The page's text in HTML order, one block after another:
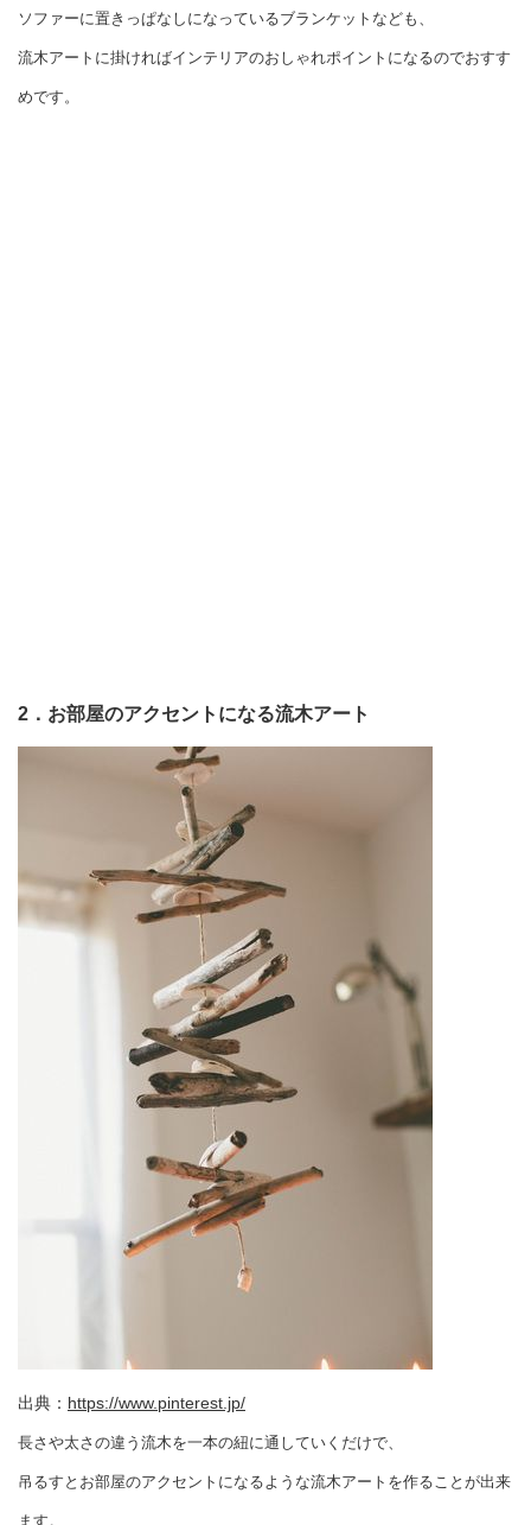
ソファーに置きっぱなしになっているブランケットなども、
流木アートに掛ければインテリアのおしゃれポイントになるのでおすす
めです。
2．お部屋のアクセントになる流木アート
出典： https://www.pinterest.jp/
長さや太さの違う流木を一本の紐に通していくだけで、
吊るすとお部屋のアクセントになるような流木アートを作ることが出来
ます。